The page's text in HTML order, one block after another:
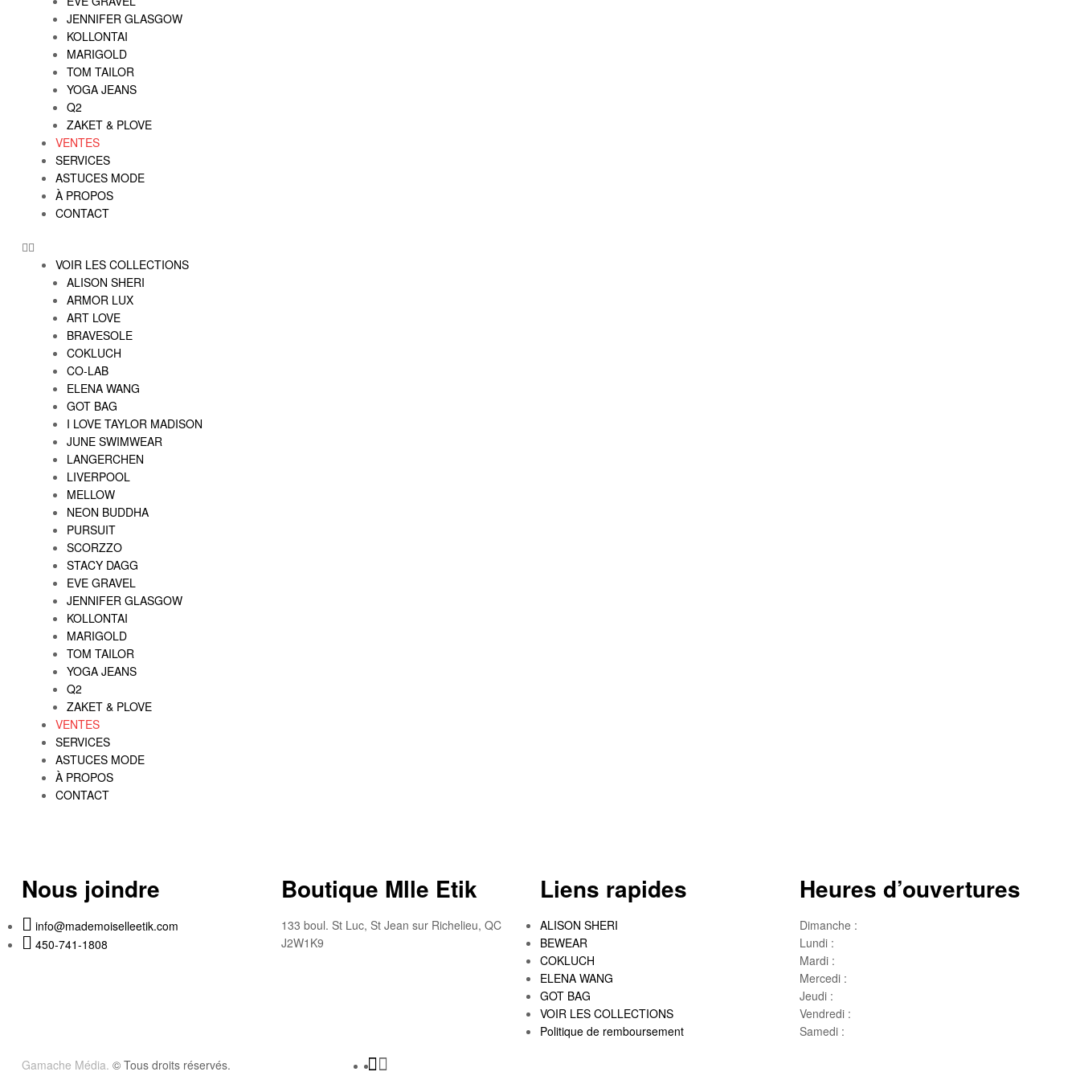
JENNIFER GLASGOW
KOLLONTAI
MARIGOLD
TOM TAILOR
YOGA JEANS
Q2
ZAKET & PLOVE
VENTES
SERVICES
ASTUCES MODE
À PROPOS
CONTACT
VOIR LES COLLECTIONS
ALISON SHERI
ARMOR LUX
ART LOVE
BRAVESOLE
COKLUCH
CO-LAB
ELENA WANG
GOT BAG
I LOVE TAYLOR MADISON
JUNE SWIMWEAR
LANGERCHEN
LIVERPOOL
MELLOW
NEON BUDDHA
PURSUIT
SCORZZO
STACY DAGG
EVE GRAVEL
JENNIFER GLASGOW
KOLLONTAI
MARIGOLD
TOM TAILOR
YOGA JEANS
Q2
ZAKET & PLOVE
VENTES
SERVICES
ASTUCES MODE
À PROPOS
CONTACT
Nous joindre
info@mademoiselleetik.com
450-741-1808
Boutique Mlle Etik
133 boul. St Luc, St Jean sur Richelieu, QC
J2W1K9
Liens rapides
ALISON SHERI
BEWEAR
COKLUCH
ELENA WANG
GOT BAG
VOIR LES COLLECTIONS
Politique de remboursement
Heures d’ouvertures
Dimanche :
Lundi :
Mardi :
Mercedi :
Jeudi :
Vendredi :
Samedi :
Gamache Média. © Tous droits réservés.